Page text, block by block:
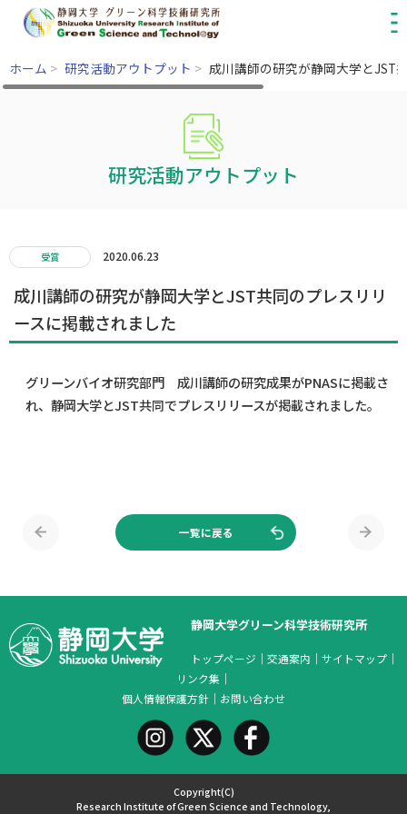
ホーム > 研究活動アウトプット > 成川講師の研究が静岡大学とJST
研究活動アウトプット
受賞 2020.06.23
成川講師の研究が静岡大学とJST共同のプレスリリ
ースに掲載されました
グリーンバイオ研究部門 成川講師の研究成果がPNASに掲載さ
れ、静岡大学とJST共同でプレスリリースが掲載されました。
一覧に戻る
静岡大学グリーン科学技術研究所
トップページ ｜ 交通案内 ｜ サイトマップ ｜
リンク集 ｜
個人情報保護方針 ｜ お問い合わせ
Copyright(C)
Research Institute of Green Science and Technology,